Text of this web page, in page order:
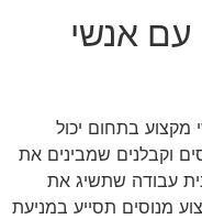
עם אנשי
בתחום יכול
וקבלנים שמבינים את
עבודה שתשיג את
מנוסים תסייע במניעת